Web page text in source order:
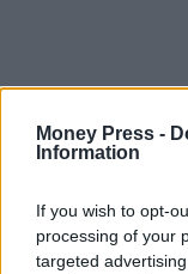
Money Press -
Information
If you wish to opt-
processing of your
targeted